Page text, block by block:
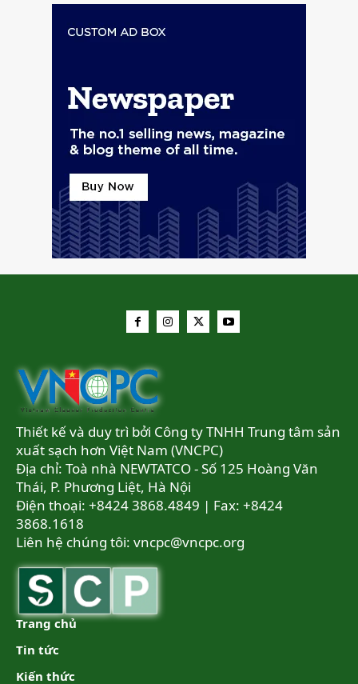
Thiết kế và duy trì bởi Công ty TNHH Trung tâm sản
xuất sạch hơn Việt Nam (VNCPC)
Địa chỉ: Toà nhà NEWTATCO - Số 125 Hoàng Văn
Thái, P. Phương Liệt, Hà Nội
Điện thoại: +8424 3868.4849 | Fax: +8424
3868.1618
Liên hệ chúng tôi: vncpc@vncpc.org
Trang chủ
Tin tức
Kiến thức